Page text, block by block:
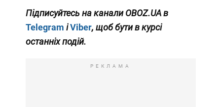
Підписуйтесь на канали OBOZ.UAв
Telegram іViber, щоб бути в курсі
останніх подій.
РЕКЛАМА